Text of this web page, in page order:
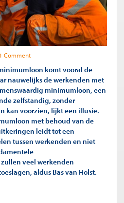
1 Comment
komt vooral de
nauwelijks de werkenden met
minimumloon, een
zelfstandig, zonder
kan voorzien, lijkt een illusie.
met behoud van de
leidt tot een
tussen werkenden en niet
veel werkenden
aldus Bas van Holst.